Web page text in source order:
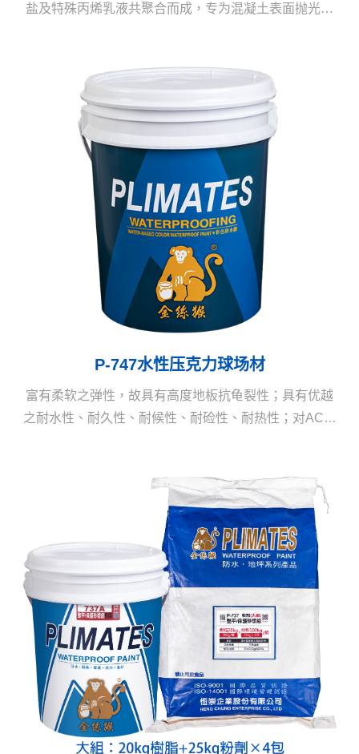
盐及特殊丙烯乳液共聚合而成，专为混凝土表面抛光养
P-747水性压克力球场材
富有柔软之弹性，故具有高度地板抗龟裂性；具有优越
之耐水性、耐久性、耐候性、耐硷性、耐热性；对AC层
渗，膨管的问题。